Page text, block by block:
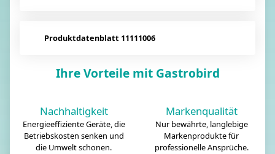
Produktdatenblatt 11111006
Ihre Vorteile mit Gastrobird
Nachhaltigkeit
Energieeffiziente Geräte, die
Betriebskosten senken und
die Umwelt schonen.
Markenqualität
Nur bewährte, langlebige
Markenprodukte für
professionelle Ansprüche.